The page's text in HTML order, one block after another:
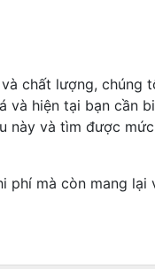
chất lượng, chúng
và hiện tại bạn cần
này và tìm được
phí mà còn mang lại